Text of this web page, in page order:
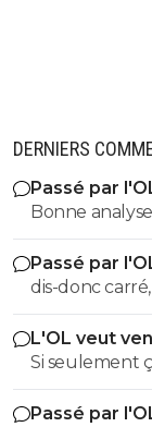
DERNIERS
Passé par
Bonne
Passé par
dis-donc
L'OL veut
Si seulement
dehors, l'OL
mieux
Passé par